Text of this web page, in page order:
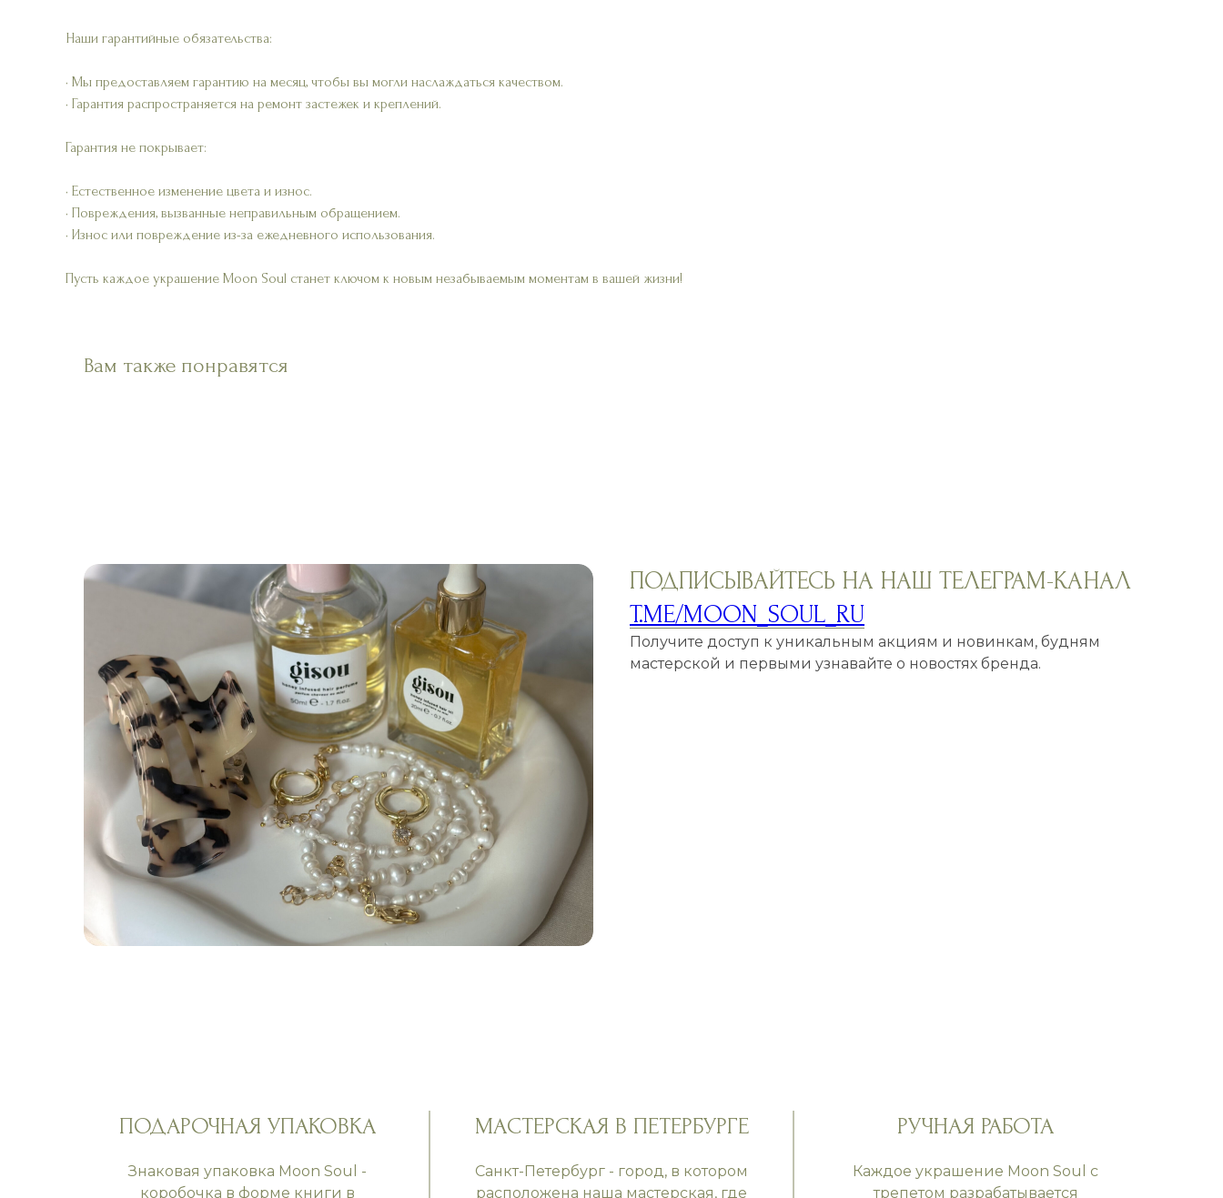
Наши гарантийные обязательства:
• Мы предоставляем гарантию на месяц, чтобы вы могли наслаждаться качеством.
• Гарантия распространяется на ремонт застежек и креплений.
Гарантия не покрывает:
• Естественное изменение цвета и износ.
• Повреждения, вызванные неправильным обращением.
• Износ или повреждение из-за ежедневного использования.
Пусть каждое украшение Moon Soul станет ключом к новым незабываемым моментам в вашей жизни!
Вам также понравятся
ПОДПИСЫВАЙТЕСЬ НА НАШ ТЕЛЕГРАМ-КАНАЛ
T.ME/MOON_SOUL_RU
Получите доступ к уникальным акциям и новинкам, будням
мастерской и первыми узнавайте о новостях бренда.
ПОДАРОЧНАЯ УПАКОВКА
Знаковая упаковка Moon Soul -
коробочка в форме книги в
МАСТЕРСКАЯ В ПЕТЕРБУРГЕ
Санкт-Петербург - город, в котором
расположена наша мастерская, где
РУЧНАЯ РАБОТА
Каждое украшение Moon Soul с
трепетом разрабатывается